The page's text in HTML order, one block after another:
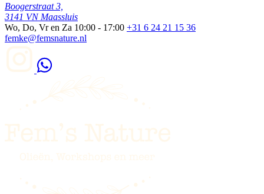
Boogerstraat 3,
3141 VN Maassluis
Wo, Do, Vr en Za 10:00 - 17:00 +31 6 24 21 15 36
femke@femsnature.nl